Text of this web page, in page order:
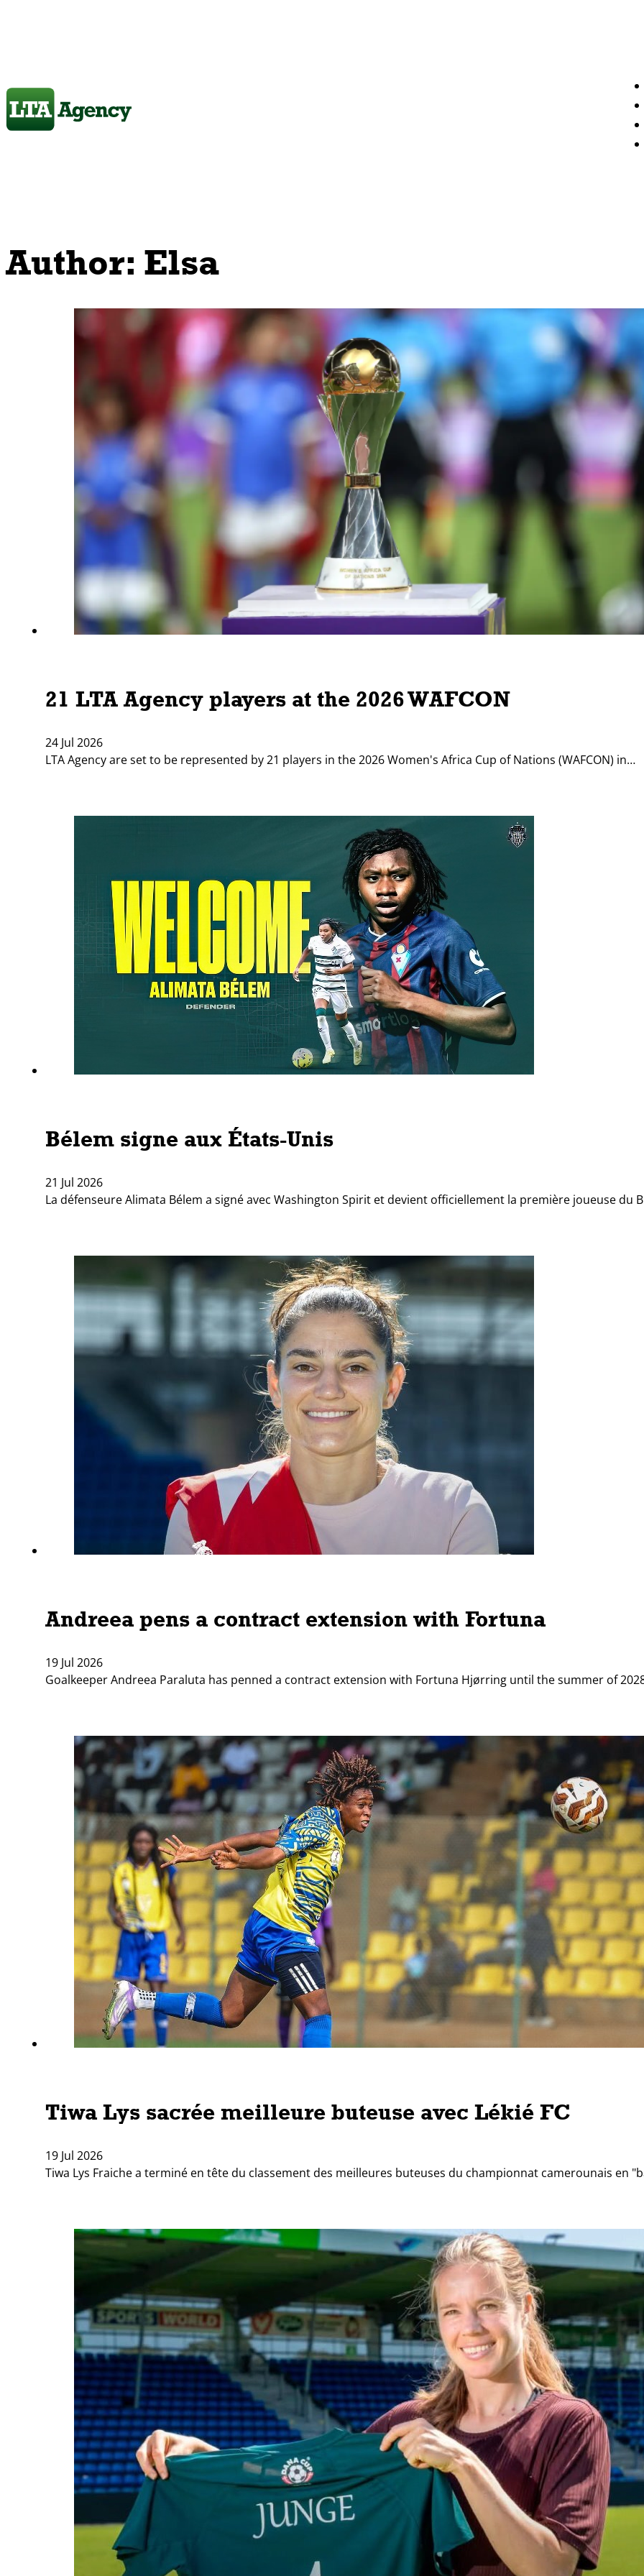
Author: Elsa
21 LTA Agency players at the 2026 WAFCON
24 Jul 2026
LTA Agency are set to be represented by 21 players in the 2026 Women's Africa Cup of Nations (WAFCON) in…
Bélem signe aux États-Unis
21 Jul 2026
La défenseure Alimata Bélem a signé avec Washington Spirit et devient officiellement la première joueuse du
Andreea pens a contract extension with Fortuna
19 Jul 2026
Goalkeeper Andreea Paraluta has penned a contract extension with Fortuna Hjørring until the summer of
Tiwa Lys sacrée meilleure buteuse avec Lékié FC
19 Jul 2026
Tiwa Lys Fraiche a terminé en tête du classement des meilleures buteuses du championnat camerounais en